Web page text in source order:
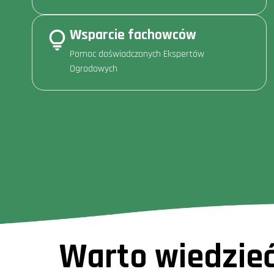
Wsparcie fachowców
Pomoc doświadczonych Ekspertów
Ogrodowych
Warto